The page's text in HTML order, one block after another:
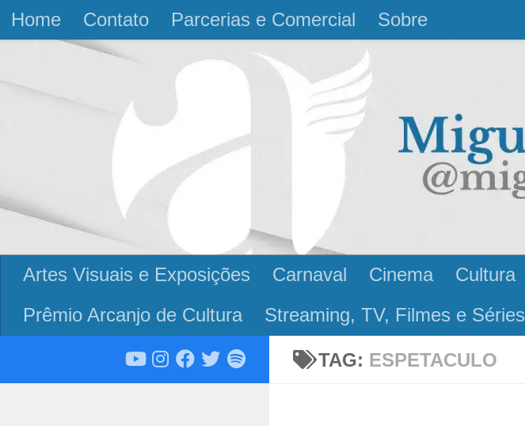
Skip to content
Home Contato Parcerias e Comercial Sobre
Artes Visuais e Exposições Carnaval Cinema Cultura
Prêmio Arcanjo de Cultura
Streaming, TV, Filmes e Séries
TAG: ESPETACULO